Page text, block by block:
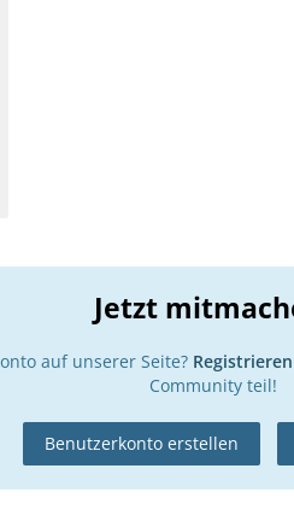
Jetzt
auf unserer Seite?
Community teil!
Benutzerkonto erstellen